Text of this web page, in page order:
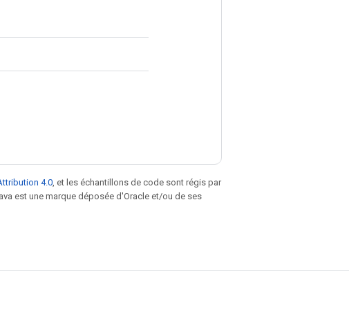
4.0 , et les échantillons de code sont régis par
est une marque déposée d'Oracle et/ou de ses